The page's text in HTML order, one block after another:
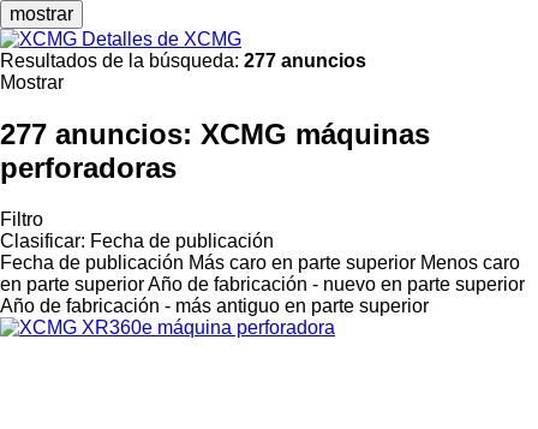
mostrar
Detalles de XCMG
Resultados de la búsqueda: 277 anuncios
Mostrar
277 anuncios: XCMG máquinas
perforadoras
Filtro
Clasificar: Fecha de publicación
Fecha de publicación Más caro en parte superior Menos caro
en parte superiorAño de fabricación - nuevo en parte superior
Año de fabricación - más antiguo en parte superior